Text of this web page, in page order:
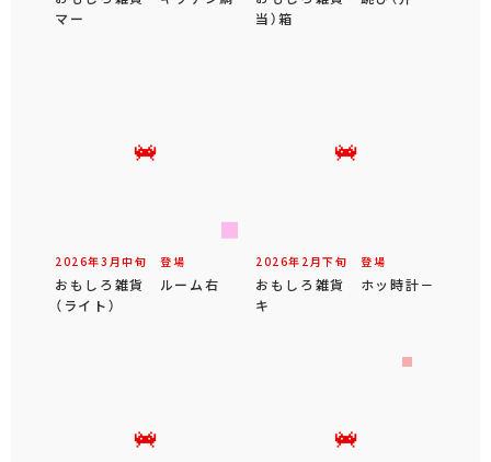
マー
当）箱
2026年3 月中旬 登場
おもしろ雑貨 ルーム右
（ライト）
2026年 2 月下旬 登場
おもしろ雑貨 ホッ時計－
キ